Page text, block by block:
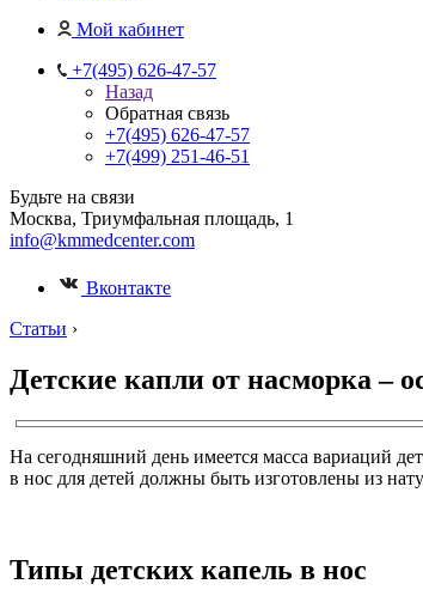
Мой кабинет
+7(495) 626-47-57
Назад
Обратная связь
+7(495) 626-47-57
+7(499) 251-46-51
Будьте на связи
Москва, Триумфальная площадь, 1
info@kmmedcenter.com
Вконтакте
Статьи ›
Детские капли от насморка –
На сегодняшний день имеется масса вариаций
в нос для детей должны быть изготовлены из
Типы детских капель в нос